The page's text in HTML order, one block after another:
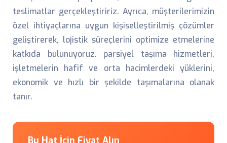
teslimatlar gerçekleştiririz. Ayrıca, müşterilerimizin
özel ihtiyaçlarına uygun kişiselleştirilmiş çözümler
geliştirerek, lojistik süreçlerini optimize etmelerine
katkıda bulunuyoruz. parsiyel taşıma hizmetleri,
işletmelerin hafif ve orta hacimlerdeki yüklerini,
ekonomik ve hızlı bir şekilde taşımalarına olanak
tanır.
Bu Hat İçin Fiyat Alın